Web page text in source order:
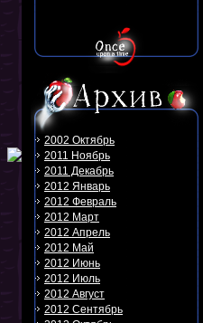
2002 Октябрь
2011 Ноябрь
2011 Декабрь
2012 Январь
2012 Февраль
2012 Март
2012 Апрель
2012 Май
2012 Июнь
2012 Июль
2012 Август
2012 Сентябрь